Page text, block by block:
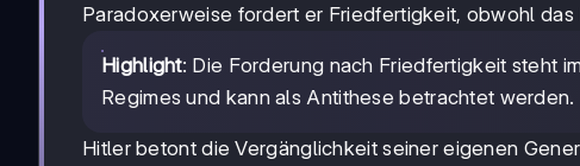
Paradoxerweise fordert er Friedfertigkeit, obwohl
Highlight: Die Forderung nach Friedfertigkeit steht
Regimes und kann als Antithese betrachtet werden.
Hitler betont die Vergänglichkeit seiner eigenen